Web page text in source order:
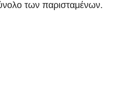
των παρισταμένων.